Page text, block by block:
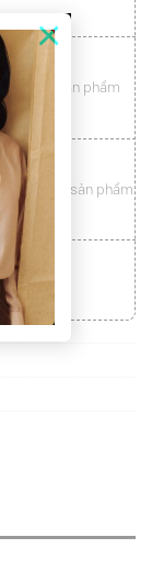
×
vẹn từ sản phẩm
ngày
cho sản phẩm
chi tiết